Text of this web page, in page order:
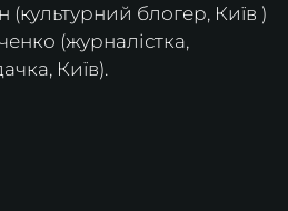
блогер, Київ )
(журналістка,
Київ).